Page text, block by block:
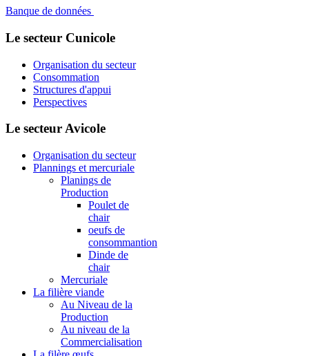
Banque de données
Le secteur Cunicole
Organisation du secteur
Consommation
Structures d'appui
Perspectives
Le secteur Avicole
Organisation du secteur
Plannings et mercuriale
Planings de
Production
Poulet de
chair
oeufs de
consommantion
Dinde de
chair
Mercuriale
La filière viande
Au Niveau de la
Production
Au niveau de la
Commercialisation